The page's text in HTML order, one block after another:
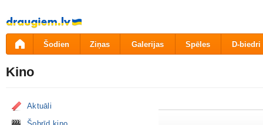
Pāriet
uz
saturu
Šodien Ziņas Galerijas Spēles D-biedri
Kino
Aktuāli